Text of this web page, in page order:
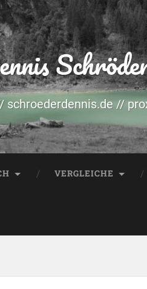
schroederdennis.de //
VERGLEICHE